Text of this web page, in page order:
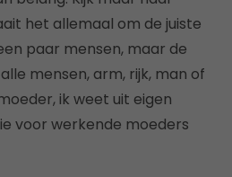
het allemaal om de juiste
paar mensen, maar de
mensen, arm, rijk, man of
ik weet uit eigen
voor werkende moeders